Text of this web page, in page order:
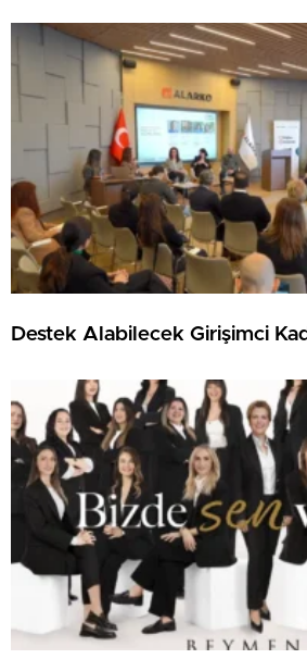
Destek Alabilecek Girişimci